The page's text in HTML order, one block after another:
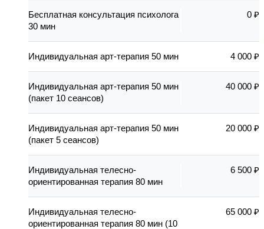
Бесплатная консультация психолога
30 мин
0 ₽
Индивидуальная арт-терапия 50 мин 4 000 ₽
Индивидуальная арт-терапия 50 мин
(пакет 10 сеансов)
40 000 ₽
Индивидуальная арт-терапия 50 мин
(пакет 5 сеансов)
20 000 ₽
Индивидуальная телесно-
ориентированная терапия 80 мин
6 500 ₽
Индивидуальная телесно-
ориентированная терапия 80 мин (10
65 000 ₽